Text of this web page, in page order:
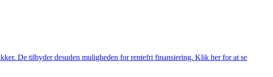
De tilbyder desuden muligheden for rentefri finansiering. Klik her for at se